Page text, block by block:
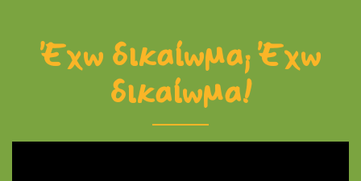
Έχω δικαίωμα; Έχω
δικαίωμα!